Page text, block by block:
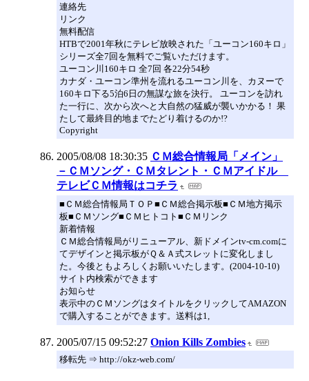
連絡先
リンク
無料配信
HTBで2001年秋にテレビ放映された「ユーコン160キロ」
シリーズ全7回を無料でご覧いただけます。
ユーコン川160キロ 全7回 各22分54秒
カナダ・ユーコン準州を流れるユーコン川を、カヌーで
160キロ下る5泊6日の無謀な旅を決行。 ユーコンを訪れ
た一行に、次から次へと大自然の猛威が襲いかかる！ 果
たして最終目的地までたどり着けるのか!?
Copyright
2005/08/08 18:30:35 ＣＭ総合情報局「メイン」
－ＣＭソング・ＣＭタレント・ＣＭアイドル
テレビＣＭ情報はコチラ
■ＣＭ総合情報局ＴＯＰ■ＣＭ総合掲示板■ＣＭ地方掲示
板■ＣＭソング■ＣＭヒトコト■ＣＭリンク
新着情報
ＣＭ総合情報局がリニューアル、新ドメインtv-cm.comに
てデザインと掲示板がＱ＆Ａ式スレットに変化しまし
た。今後ともよろしくお願いいたします。(2004-10-10)
サイト内検索ができます
お知らせ
表示中のＣＭソングはタイトルをクリックしてAMAZON
で購入することができます。送料は1,
2005/07/15 09:52:27 Onion Kills Zombies
移転先 ⇒ http://okz-web.com/